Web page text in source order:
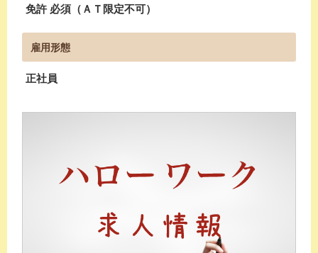
免許 必須（ＡＴ限定不可）
雇用形態
正社員